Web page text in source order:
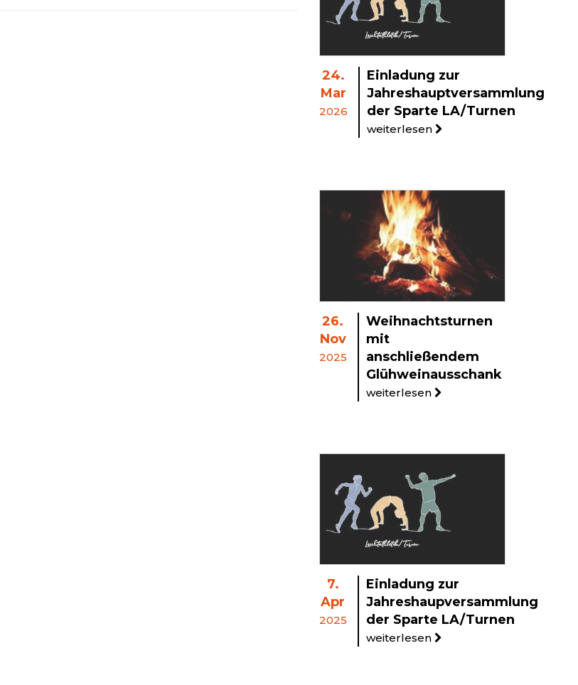
24.
Mar
2026
Einladung zur
Jahreshauptversammlung
der Sparte LA/Turnen
weiterlesen
26.
Nov
2025
Weihnachtsturnen
mit
anschließendem
Glühweinausschank
weiterlesen
7.
Apr
2025
Einladung zur
Jahreshaupversammlung
der Sparte LA/Turnen
weiterlesen